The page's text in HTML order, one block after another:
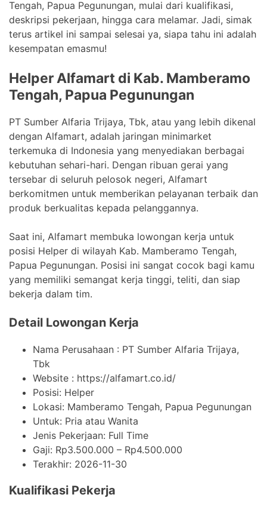
Tengah, Papua Pegunungan, mulai dari kualifikasi,
deskripsi pekerjaan, hingga cara melamar. Jadi, simak
terus artikel ini sampai selesai ya, siapa tahu ini adalah
kesempatan emasmu!
Helper Alfamart di Kab. Mamberamo
Tengah, Papua Pegunungan
PT Sumber Alfaria Trijaya, Tbk, atau yang lebih dikenal
dengan Alfamart, adalah jaringan minimarket
terkemuka di Indonesia yang menyediakan berbagai
kebutuhan sehari-hari. Dengan ribuan gerai yang
tersebar di seluruh pelosok negeri, Alfamart
berkomitmen untuk memberikan pelayanan terbaik dan
produk berkualitas kepada pelanggannya.
Saat ini, Alfamart membuka lowongan kerja untuk
posisi Helper di wilayah Kab. Mamberamo Tengah,
Papua Pegunungan. Posisi ini sangat cocok bagi kamu
yang memiliki semangat kerja tinggi, teliti, dan siap
bekerja dalam tim.
Detail Lowongan Kerja
Nama Perusahaan : PT Sumber Alfaria Trijaya,
Tbk
Website : https://alfamart.co.id/
Posisi: Helper
Lokasi: Mamberamo Tengah, Papua Pegunungan
Untuk: Pria atau Wanita
Jenis Pekerjaan: Full Time
Gaji: Rp3.500.000 – Rp4.500.000
Terakhir: 2026-11-30
Kualifikasi Pekerja